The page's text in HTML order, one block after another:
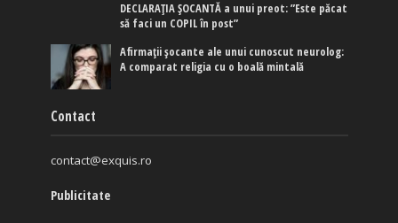
DECLARAȚIA ȘOCANTĂ a unui preot: ”Este păcat
să faci un COPIL în post”
Afirmaţii şocante ale unui cunoscut neurolog:
A comparat religia cu o boală mintală
Contact
contact@exquis.ro
Publicitate